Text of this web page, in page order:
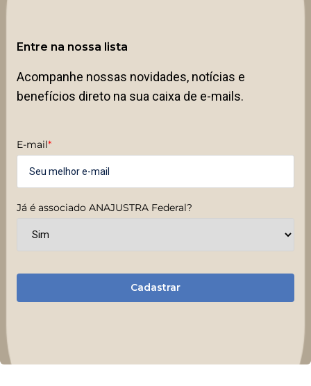
Entre na nossa lista
Acompanhe nossas novidades, notícias e
benefícios direto na sua caixa de e-mails.
E-mail*
Já é associado ANAJUSTRA Federal?
Cadastrar